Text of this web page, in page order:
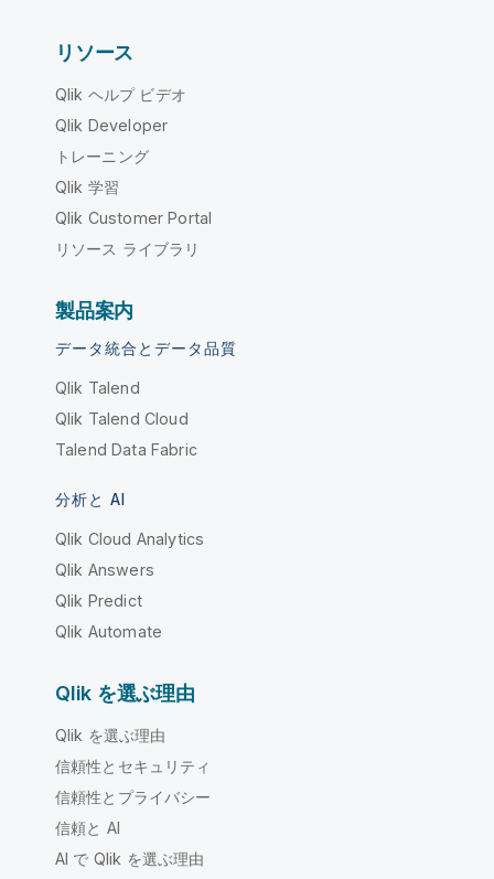
リソース
Qlik ヘルプ ビデオ
Qlik Developer
トレーニング
Qlik 学習
Qlik Customer Portal
リソース ライブラリ
製品案内
データ統合とデータ品質
Qlik Talend
Qlik Talend Cloud
Talend Data Fabric
分析と AI
Qlik Cloud Analytics
Qlik Answers
Qlik Predict
Qlik Automate
Qlik を選ぶ理由
Qlik を選ぶ理由
信頼性とセキュリティ
信頼性とプライバシー
信頼と AI
AI で Qlik を選ぶ理由